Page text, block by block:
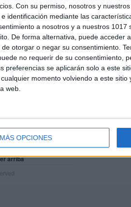
Con su permiso, nosotros y
identificación mediante las
a nosotros y a nuestros
De forma alternativa, puede acceder
otorgar o negar su consentimiento.
no requerir de su consentimiento,
preferencias se aplicarán solo a este
momento volviendo a este
web.
MÁS OPCIONES
arriba